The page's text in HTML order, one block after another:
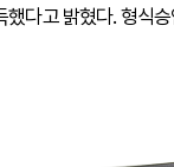
다고 밝혔다. 형식